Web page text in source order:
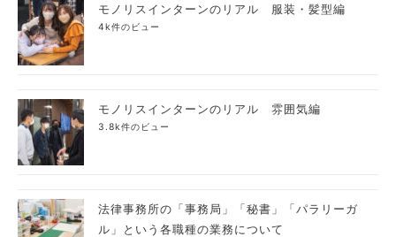
モノリスインターンのリアル 服装・髪型編
4k件のビュー
モノリスインターンのリアル 雰囲気編
3.8k件のビュー
法律事務所の「事務局」「秘書」「パラリーガ
ル」という各職種の業務について